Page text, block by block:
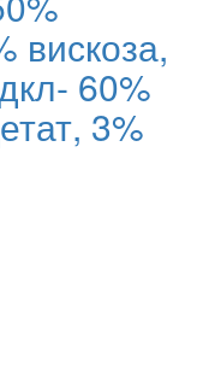
вискоза,
60%
3%